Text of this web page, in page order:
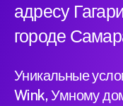
адресу
городе
Уникальные
Wink, Умному